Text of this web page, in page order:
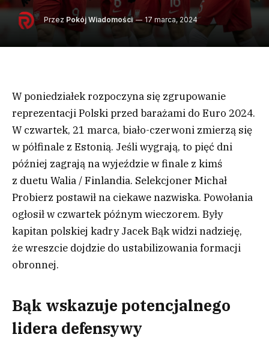
Przez Pokój Wiadomości 17 marca, 2024
W poniedziałek rozpoczyna się zgrupowanie
reprezentacji Polski przed barażami do Euro 2024.
W czwartek, 21 marca, biało-czerwoni zmierzą się
w półfinale z Estonią. Jeśli wygrają, to pięć dni
później zagrają na wyjeździe w finale z kimś
z duetu Walia / Finlandia. Selekcjoner Michał
Probierz postawił na ciekawe nazwiska. Powołania
ogłosił w czwartek późnym wieczorem. Były
kapitan polskiej kadry Jacek Bąk widzi nadzieję,
że wreszcie dojdzie do ustabilizowania formacji
obronnej.
Bąk wskazuje potencjalnego
lidera defensywy